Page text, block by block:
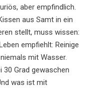
aber empfindlich.
aus Samt in ein
stellt, muss wissen:
empfiehlt: Reinige
mit Wasser.
30 Grad gewaschen
was ist mit